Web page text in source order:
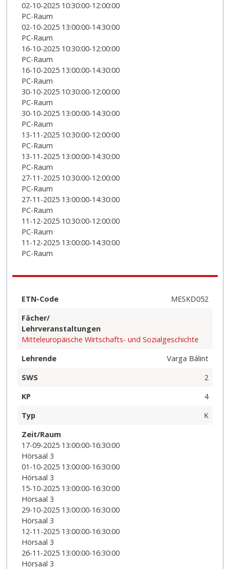
02-10-2025 10:30:00-12:00:00
PC-Raum
02-10-2025 13:00:00-14:30:00
PC-Raum
16-10-2025 10:30:00-12:00:00
PC-Raum
16-10-2025 13:00:00-14:30:00
PC-Raum
30-10-2025 10:30:00-12:00:00
PC-Raum
30-10-2025 13:00:00-14:30:00
PC-Raum
13-11-2025 10:30:00-12:00:00
PC-Raum
13-11-2025 13:00:00-14:30:00
PC-Raum
27-11-2025 10:30:00-12:00:00
PC-Raum
27-11-2025 13:00:00-14:30:00
PC-Raum
11-12-2025 10:30:00-12:00:00
PC-Raum
11-12-2025 13:00:00-14:30:00
PC-Raum
ETN-Code
MESKD052
Fächer/
Lehrveranstaltungen
Mitteleuropäische Wirtschafts- und Sozialgeschichte
Lehrende
Varga Bálint
SWS
2
KP
4
Typ
K
Zeit/Raum
17-09-2025 13:00:00-16:30:00
Hörsaal 3
01-10-2025 13:00:00-16:30:00
Hörsaal 3
15-10-2025 13:00:00-16:30:00
Hörsaal 3
29-10-2025 13:00:00-16:30:00
Hörsaal 3
12-11-2025 13:00:00-16:30:00
Hörsaal 3
26-11-2025 13:00:00-16:30:00
Hörsaal 3